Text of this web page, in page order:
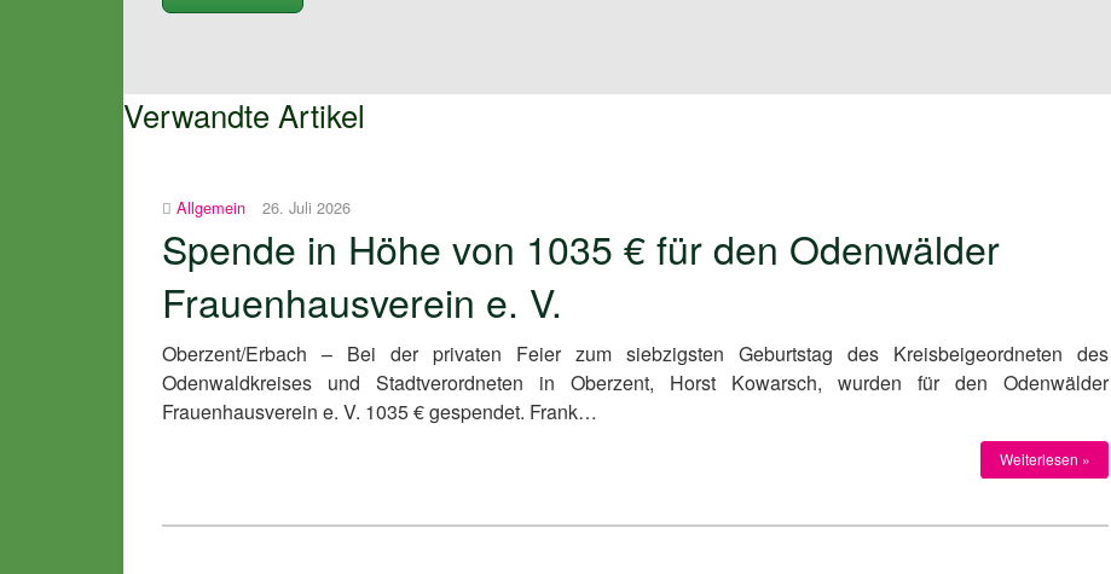
Verwandte Artikel
Allgemein 26. Juli 2026
Spende in Höhe von 1035 € für den Odenwälder
Frauenhausverein e. V.
Oberzent/Erbach – Bei der privaten Feier zum siebzigsten Geburtstag des Kreisbeigeordneten des
Odenwaldkreises und Stadtverordneten in Oberzent, Horst Kowarsch, wurden für den Odenwälder
Frauenhausverein e. V. 1035 € gespendet. Frank…
Weiterlesen »